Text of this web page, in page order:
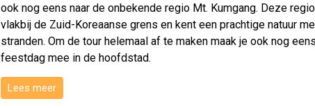
ook nog eens naar de onbekende regio Mt. Kumgang. Deze
vlakbij de Zuid-Koreaanse grens en kent een prachtige natuur
stranden. Om de tour helemaal af te maken maak je ook nog
feestdag mee in de hoofdstad.
Lees meer